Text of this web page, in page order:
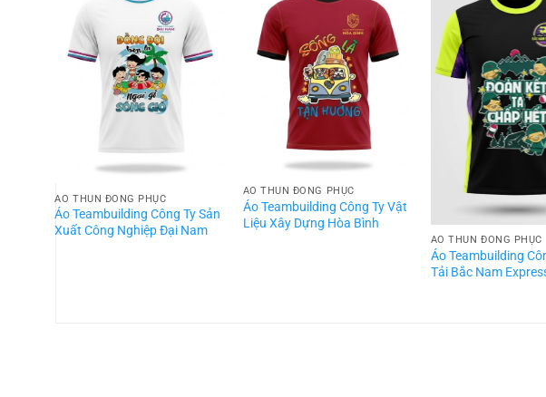
ÁO THUN ĐỒNG PHỤC
Áo Teambuilding Công Ty Sản
Xuất Công Nghiệp Đại Nam
ÁO THUN ĐỒNG PHỤC
Áo Teambuilding Công Ty Vật
Liệu Xây Dựng Hòa Bình
ÁO THUN ĐỒNG PHỤC
Áo Teambuilding
Tải Bắc Nam